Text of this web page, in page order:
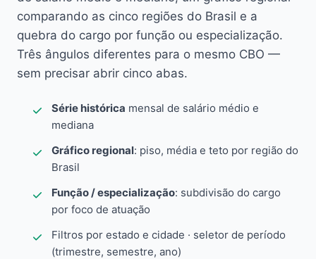
comparando as cinco regiões do Brasil e a
quebra do cargo por função ou especialização.
Três ângulos diferentes para o mesmo CBO —
sem precisar abrir cinco abas.
Série histórica mensal de salário médio e
mediana
Gráfico regional: piso, média e teto por região do
Brasil
Função / especialização: subdivisão do cargo
por foco de atuação
Filtros por estado e cidade · seletor de período
(trimestre, semestre, ano)